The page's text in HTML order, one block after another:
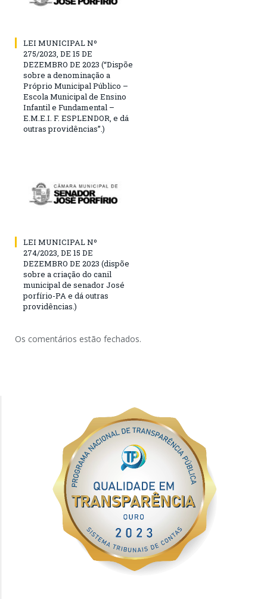
LEI MUNICIPAL Nº
275/2023, DE 15 DE
DEZEMBRO DE 2023 (“Dispõe
sobre a denominação a
Próprio Municipal Público –
Escola Municipal de Ensino
Infantil e Fundamental –
E.M.E.I. F. ESPLENDOR, e dá
outras providências”.)
LEI MUNICIPAL Nº
274/2023, DE 15 DE
DEZEMBRO DE 2023 (dispõe
sobre a criação do canil
municipal de senador José
porfírio-PA e dá outras
providências.)
Os comentários estão fechados.